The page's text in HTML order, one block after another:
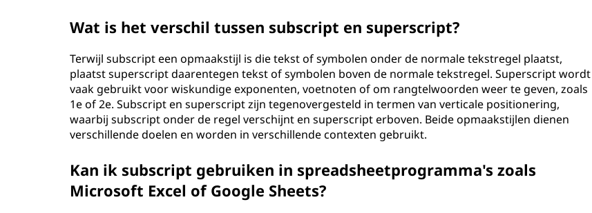
Wat is het verschil tussen subscript en superscript?
Terwijl subscript een opmaakstijl is die tekst of symbolen onder de normale tekstregel plaatst,
plaatst superscript daarentegen tekst of symbolen boven de normale tekstregel. Superscript wordt
vaak gebruikt voor wiskundige exponenten, voetnoten of om rangtelwoorden weer te geven, zoals
1e of 2e. Subscript en superscript zijn tegenovergesteld in termen van verticale positionering,
waarbij subscript onder de regel verschijnt en superscript erboven. Beide opmaakstijlen dienen
verschillende doelen en worden in verschillende contexten gebruikt.
Kan ik subscript gebruiken in spreadsheetprogramma's zoals
Microsoft Excel of Google Sheets?